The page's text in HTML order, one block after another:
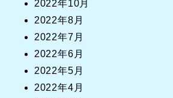
2022年10月
2022年8月
2022年7月
2022年6月
2022年5月
2022年4月